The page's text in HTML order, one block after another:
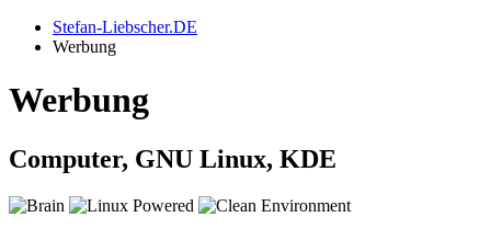
Stefan-Liebscher.DE
Werbung
Werbung
Computer, GNU Linux, KDE